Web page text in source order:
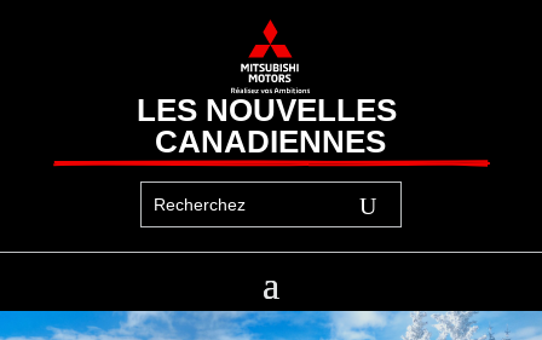
LES NOUVELLES
CANADIENNES